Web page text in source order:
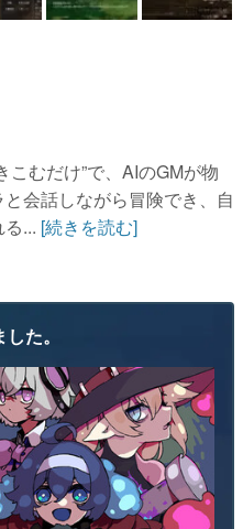
こむだけ”で、AIのGMが物
会話しながら冒険でき、自
... [続きを読む]
た。